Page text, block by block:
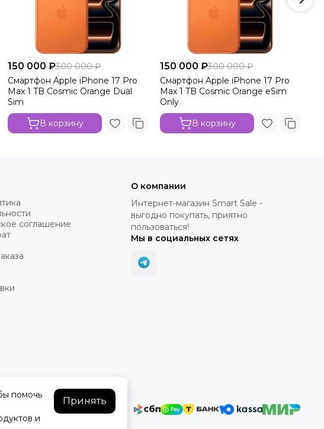
150 000 ₽300 000 ₽
Смартфон Apple iPhone 17 Pro
Max 1 TB Cosmic Orange Dual
Sim
В корзину
150 000 ₽300 000 ₽
Смартфон Apple iPhone 17 Pro
Max 1 TB Cosmic Orange eSim
Only
В корзину
соглашение
О компании
Интернет-магазин Smart Sale -
выгодно покупать, приятно
пользоваться!
Мы в социальных сетях
помочь
и
Принять